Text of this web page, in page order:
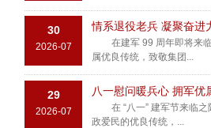
30
2026-07
情系退役老兵 凝聚奋进
在建军 99 周年即将来
属优良传统，致敬集团...
29
2026-07
八一慰问暖兵心 拥军优
在 “八一” 建军节来临
政爱民的优良传统，...